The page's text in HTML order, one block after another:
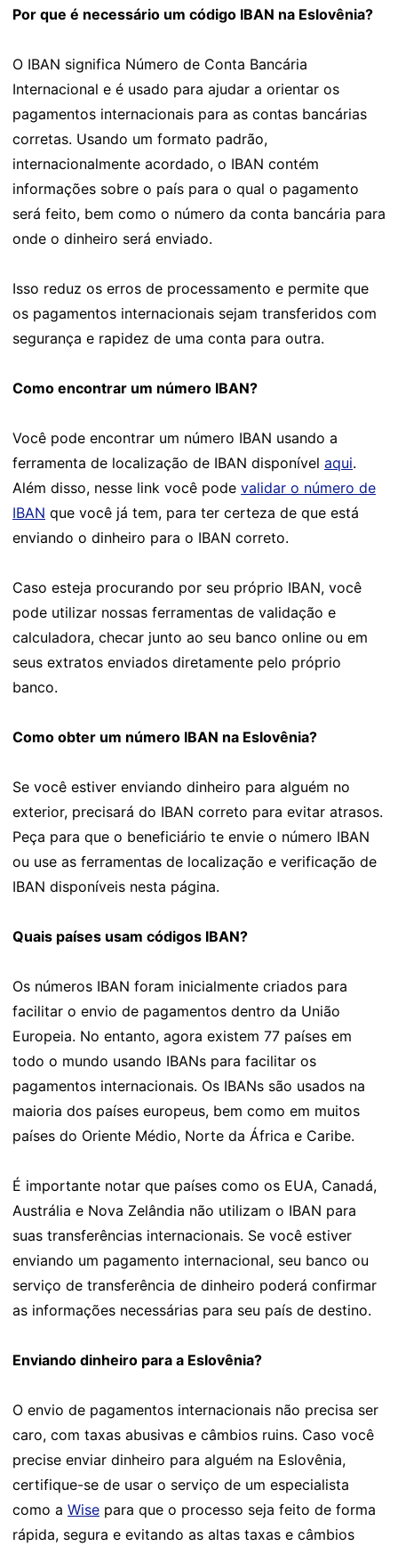
Por que é necessário um código IBAN na Eslovênia?
O IBAN significa Número de Conta Bancária
Internacional e é usado para ajudar a orientar os
pagamentos internacionais para as contas bancárias
corretas. Usando um formato padrão,
internacionalmente acordado, o IBAN contém
informações sobre o país para o qual o pagamento
será feito, bem como o número da conta bancária para
onde o dinheiro será enviado.
Isso reduz os erros de processamento e permite que
os pagamentos internacionais sejam transferidos com
segurança e rapidez de uma conta para outra.
Como encontrar um número IBAN?
Você pode encontrar um número IBAN usando a
ferramenta de localização de IBAN disponível aqui.
Além disso, nesse link você pode validar o número de
IBAN que você já tem, para ter certeza de que está
enviando o dinheiro para o IBAN correto.
Caso esteja procurando por seu próprio IBAN, você
pode utilizar nossas ferramentas de validação e
calculadora, checar junto ao seu banco online ou em
seus extratos enviados diretamente pelo próprio
banco.
Como obter um número IBAN na Eslovênia?
Se você estiver enviando dinheiro para alguém no
exterior, precisará do IBAN correto para evitar atrasos.
Peça para que o beneficiário te envie o número IBAN
ou use as ferramentas de localização e verificação de
IBAN disponíveis nesta página.
Quais países usam códigos IBAN?
Os números IBAN foram inicialmente criados para
facilitar o envio de pagamentos dentro da União
Europeia. No entanto, agora existem 77 países em
todo o mundo usando IBANs para facilitar os
pagamentos internacionais. Os IBANs são usados na
maioria dos países europeus, bem como em muitos
países do Oriente Médio, Norte da África e Caribe.
É importante notar que países como os EUA, Canadá,
Austrália e Nova Zelândia não utilizam o IBAN para
suas transferências internacionais. Se você estiver
enviando um pagamento internacional, seu banco ou
serviço de transferência de dinheiro poderá confirmar
as informações necessárias para seu país de destino.
Enviando dinheiro para a Eslovênia?
O envio de pagamentos internacionais não precisa ser
caro, com taxas abusivas e câmbios ruins. Caso você
precise enviar dinheiro para alguém na Eslovênia,
certifique-se de usar o serviço de um especialista
como a Wise para que o processo seja feito de forma
rápida, segura e evitando as altas taxas e câmbios